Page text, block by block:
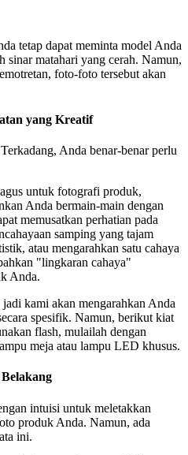
tetap dapat meminta model Anda
sinar matahari yang cerah. Namun,
foto-foto tersebut akan
yang Kreatif
Anda benar-benar perlu
untuk fotografi produk,
Anda bermain-main dengan
memusatkan perhatian pada
samping yang tajam
atau mengarahkan satu cahaya
"lingkaran cahaya"
Anda.
kami akan mengarahkan Anda
spesifik. Namun, berikut kiat
flash, mulailah dengan
meja atau lampu LED khusus.
intuisi untuk meletakkan
produk Anda. Namun, ada
ini.